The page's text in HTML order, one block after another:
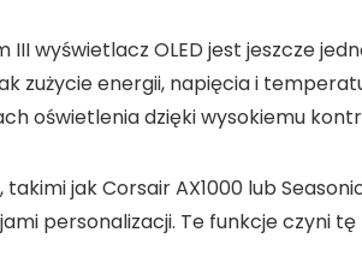
III wyświetlacz OLED jest jeszcze
zużycie energii, napięcia i
oświetlenia dzięki wysokiemu
jak Corsair AX1000 lub Seasonic
personalizacji. Te funkcje czyni